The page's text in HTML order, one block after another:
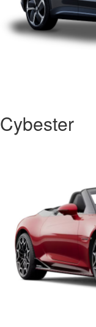
Cybester